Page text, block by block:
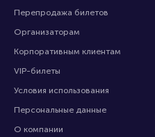
Перепродажа билетов
Организаторам
Корпоративным клиентам
VIP-билеты
Условия использования
Персональные данные
О компании